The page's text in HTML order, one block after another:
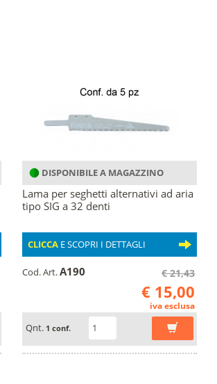
DISPONIBILE A MAGAZZINO
Lama per seghetti alternativi ad aria
tipo SIG a 32 denti
CLICCAE SCOPRI I DETTAGLI
Cod. Art.A190 € 21,43
€ 15,00
iva esclusa
Qnt. 1 conf.